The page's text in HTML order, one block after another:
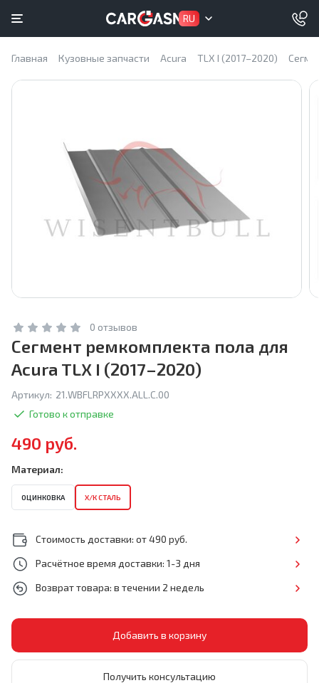
RU
Главная Кузовные запчасти Acura TLX I (2017–2020)
0 отзывов
Сегмент ремкомплекта пола для
Acura TLX I (2017–2020)
Артикул: 21.WBFLRPXXXX.ALL.C.00
Готово к отправке
490 руб.
Материал:
ОЦИНКОВКА Х/К СТАЛЬ
Стоимость доставки: от 490 руб.
Расчётное время доставки: 1-3 дня
Возврат товара: в течении 2 недель
Получить консультацию